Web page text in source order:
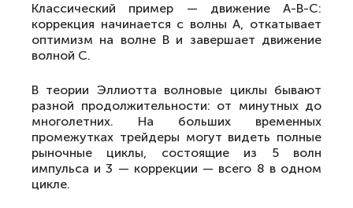
Классический пример — движение А-В-С:
коррекция начинается с волны A, откатывает
оптимизм на волне B и завершает движение
волной C.
В теории Эллиотта волновые циклы бывают
разной продолжительности: от минутных до
многолетних. На больших временных
промежутках трейдеры могут видеть полные
рыночные циклы, состоящие из 5 волн
импульса и 3 — коррекции — всего 8 в одном
цикле.